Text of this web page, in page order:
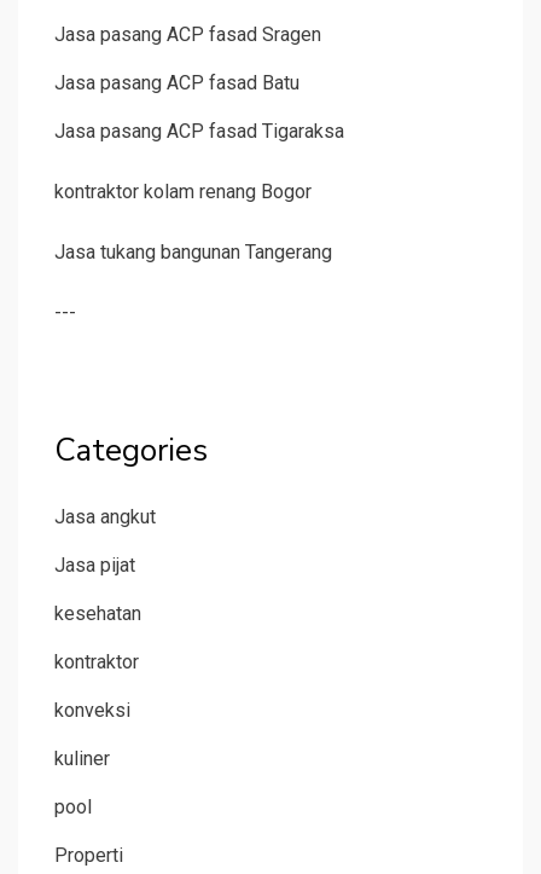
Jasa pasang ACP fasad Sragen
Jasa pasang ACP fasad Batu
Jasa pasang ACP fasad Tigaraksa
kontraktor kolam renang Bogor
Jasa tukang bangunan Tangerang
---
Categories
Jasa angkut
Jasa pijat
kesehatan
kontraktor
konveksi
kuliner
pool
Properti